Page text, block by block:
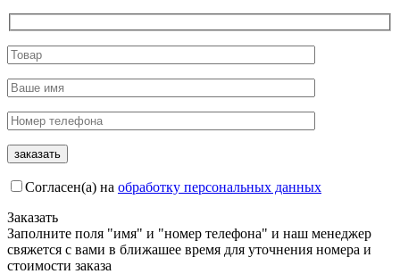
Согласен(а) на обработку персональных данных
Заказать
Заполните поля "имя" и "номер телефона" и наш менеджер
свяжется с вами в ближашее время для уточнения номера и
стоимости заказа